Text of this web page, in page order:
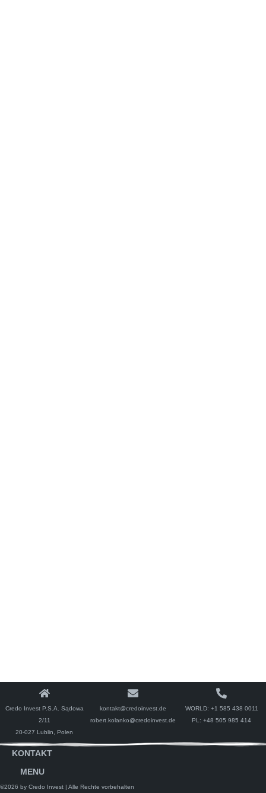
Credo Invest P.S.A. Sądowa
2/11
20-027 Lublin, Polen
kontakt@credoinvest.de
robert.kolanko@credoinvest.de
WORLD: +1 585 438 0011
PL:+48 505 985 414
KONTAKT
MENU
©2026 by Credo Invest | Alle Rechte vorbehalten